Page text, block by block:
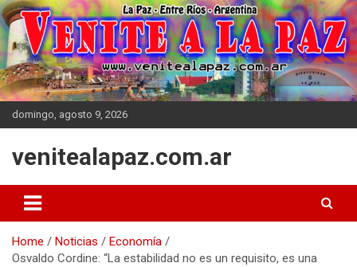
Skip
to
content
domingo, agosto 9, 2026
venitealapaz.com.ar
Home Noticias
Economía
Osvaldo Cordine: “La estabilidad no es un requisito, es una